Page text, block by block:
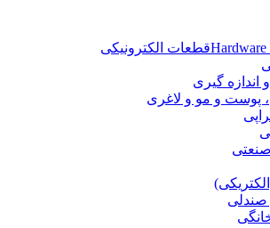
قطعات الکترونیکی
گیری
پوست و مو و لاغری